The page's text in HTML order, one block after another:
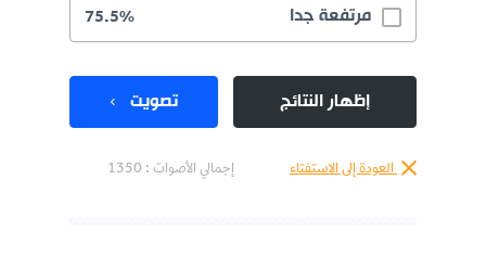
مرتفعة جدا 75.5%
إظهار النتائج تصويت
العودة إلى الاستفتاء إجمالي الأصوات : 1350